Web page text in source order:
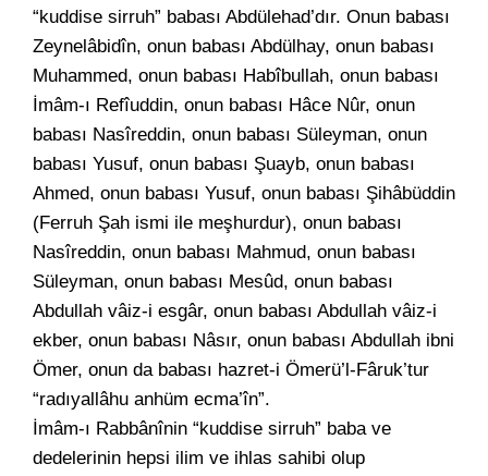
“kuddise sirruh” babası Abdülehad’dır. Onun babası
Zeynelâbidîn, onun babası Abdülhay, onun babası
Muhammed, onun babası Habîbullah, onun babası
İmâm-ı Refîuddin, onun babası Hâce Nûr, onun
babası Nasîreddin, onun babası Süleyman, onun
babası Yusuf, onun babası Şuayb, onun babası
Ahmed, onun babası Yusuf, onun babası Şihâbüddin
(Ferruh Şah ismi ile meşhurdur), onun babası
Nasîreddin, onun babası Mahmud, onun babası
Süleyman, onun babası Mesûd, onun babası
Abdullah vâiz-i esgâr, onun babası Abdullah vâiz-i
ekber, onun babası Nâsır, onun babası Abdullah ibni
Ömer, onun da babası hazret-i Ömerü’l-Fâruk’tur
“radıyallâhu anhüm ecma’în”.
İmâm-ı Rabbânînin “kuddise sirruh” baba ve
dedelerinin hepsi ilim ve ihlas sahibi olup